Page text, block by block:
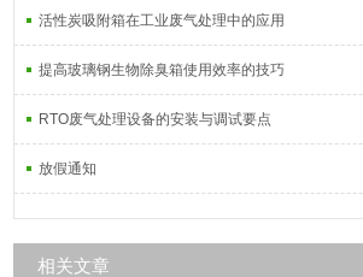
活性炭吸附箱在工业废气处理中的应用
提高玻璃钢生物除臭箱使用效率的技巧
RTO废气处理设备的安装与调试要点
放假通知
相关文章